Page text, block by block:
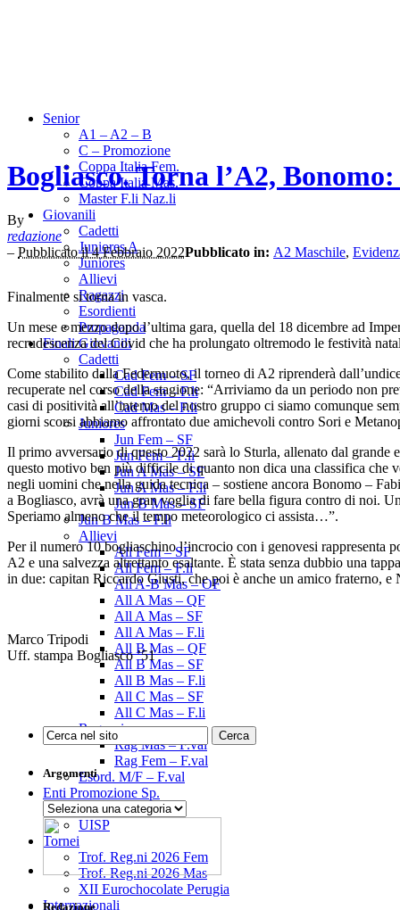
Senior
A1 – A2 – B
C – Promozione
Coppa Italia Fem.
Coppa Italia Mas.
Master F.li Naz.li
Giovanili
Cadetti
Juniores A
Juniores
Allievi
Ragazzi
Esordienti
Propaganda
Finali Giovanili
Cadetti
Cad Fem – SF
Cad Fem – F.li
Cad Mas – F.li
Juniores
Jun Fem – SF
Jun Fem – F.li
Jun A Mas – SF
Jun A Mas – F.li
Jun B Mas – SF
Jun B Mas – F.li
Allievi
All Fem – SF
All Fem – F.li
All A-B Mas – OF
All A Mas – QF
All A Mas – SF
All A Mas – F.li
All B Mas – QF
All B Mas – SF
All B Mas – F.li
All C Mas – SF
All C Mas – F.li
Ragazzi
Rag Mas – F.val
Rag Fem – F.val
Esord. M/F – F.val
Enti Promozione Sp.
CSEN
UISP
Tornei
Trof. Reg.ni 2026 Fem
Trof. Reg.ni 2026 Mas
XII Eurochocolate Perugia
Internazionali
Bogliasco. Torna l’A2,
By
redazione
– Pubblicato il 4 Febbraio 2022Pubblicato in: A2 Maschile,
Finalmente si torna in vasca.
Un mese e mezzo dopo l’ultima gara, quella del 18 dicembre ad
recrudescenza del Covid che ha prolungato oltremodo le festività
Come stabilito dalla Federnuoto, il torneo di A2 riprenderà
recuperate nel corso della stagione: “Arriviamo da un periodo non
casi di positività all’interno del nostro gruppo ci siamo comunque
giorni scorsi abbiamo affrontato due amichevoli contro Sori e
Il primo avversario di questo 2022 sarà lo Sturla, allenato dal grande
questo motivo ben più difficile di quanto non dica una classifica che
negli uomini che nella guida tecnica – sostiene ancora Bonomo –
a Bogliasco, avrà una gran voglia di fare bella figura contro di noi.
Speriamo almeno che il tempo meteorologico ci assista…”.
Per il numero 10 bogliaschino l’incrocio con i genovesi rappresenta
A2 e una salvezza altrettanto esaltante. È stata senza dubbio una
in due: capitan Riccardo Giusti, che poi è anche un amico fraterno,
Marco Tripodi
Uff. stampa Bogliasco ’51
Argomenti
Argomenti
Redazione